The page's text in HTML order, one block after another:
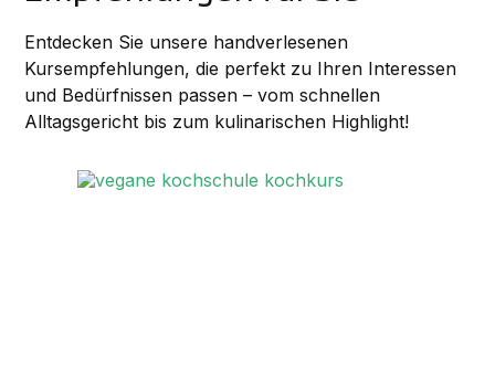
Entdecken Sie unsere handverlesenen
Kursempfehlungen, die perfekt zu Ihren Interessen
und Bedürfnissen passen – vom schnellen
Alltagsgericht bis zum kulinarischen Highlight!